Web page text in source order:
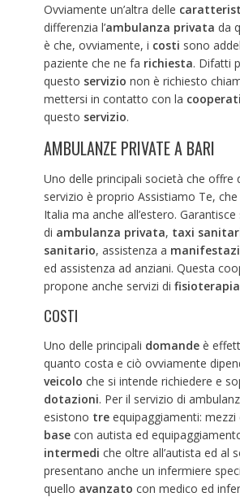
Ovviamente un’altra delle
differenzia l’ambulanza privata da
è che, ovviamente, i costi sono
paziente che ne fa richiesta. Difatti
questo servizio non è richiesto
mettersi in contatto con la
questo servizio.
AMBULANZE PRIVATE A BARI
Uno delle principali società che offre
servizio è proprio Assistiamo Te,
Italia ma anche all’estero. Garantisce
di ambulanza privata, taxi
sanitario, assistenza a
ed assistenza ad anziani. Questa
propone anche servizi di fisioterapia
COSTI
Uno delle principali domandeè
quanto costa e ciò ovviamente
veicolo che si intende richiedere e
dotazioni. Per il servizio di
esistono treequipaggiamenti: mezzi
basecon autista ed
intermedi che oltre all’autista ed al
presentano anche un infermiere
quello avanzato con medico ed